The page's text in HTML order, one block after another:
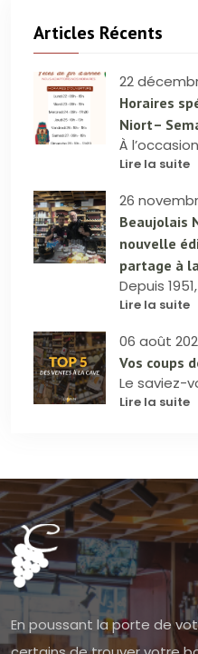
Articles Récents
22
Horaires
Niort–
Lire la suite
26
Beaujolais
nouvelle
partage à
Lire la suite
06 août
Vos coups
Lire la suite
En poussant la porte de